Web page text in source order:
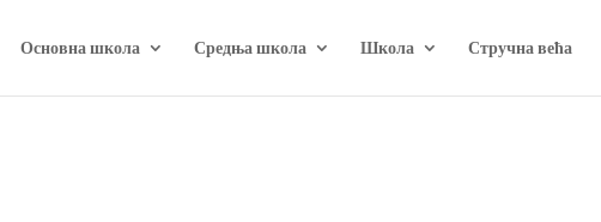
Основна школа Средња школа Школа Стручна већа